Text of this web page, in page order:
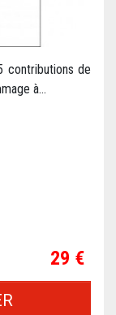
contributions de
à...
Prix
29 €